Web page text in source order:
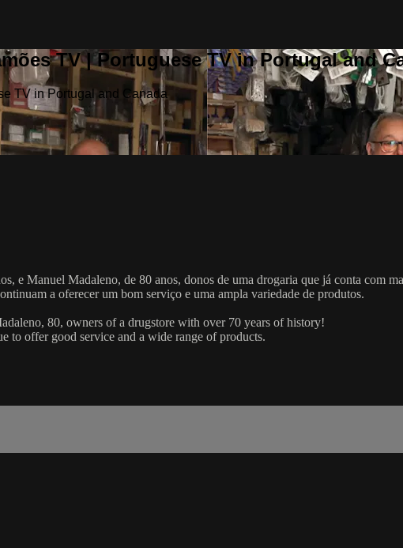
TV | Portuguese TV in Portugal and
TV in Portugal and Canada
e Manuel Madaleno, de 80 anos, donos de uma drogaria que já conta com
a oferecer um bom serviço e uma ampla variedade de produtos.
80, owners of a drugstore with over 70 years of history!
to offer good service and a wide range of products.